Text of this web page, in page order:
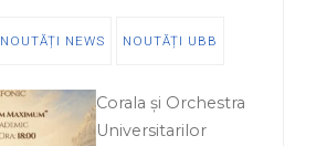
NOUTĂȚI NEWS NOUTĂȚI UBB
Corala și Orchestra
Universitarilor